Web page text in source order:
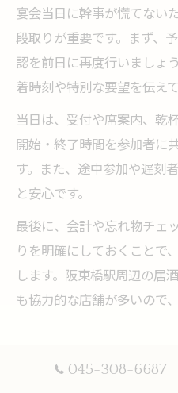
宴会当日に幹事が慌てない
段取りが重要です。まず、
認を前日に再度行いましょ
着時刻や特別な要望を伝え
当日は、受付や席案内、乾
開始・終了時間を参加者に
す。また、途中参加や遅刻
と安心です。
最後に、会計や忘れ物チェ
りを明確にしておくことで
します。阪東橋駅周辺の居
も協力的な店舗が多いので
参加者満足度
045-308-6687